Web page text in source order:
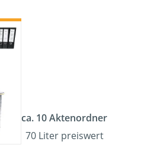
ca. 10 Aktenordner
70 Liter preiswert